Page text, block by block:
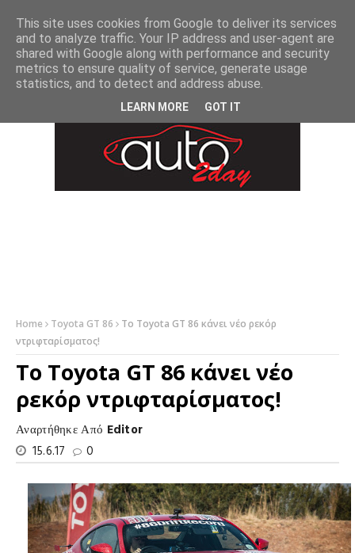
Home Toyota GT 86
Το Toyota GT 86 κάνει νέο ρεκόρ
ντριφταρίσματος!
Το Toyota GT 86 κάνει νέο
ρεκόρ ντριφταρίσματος!
Αναρτήθηκε Από Editor
15.6.17
0
This site uses cookies from Google to deliver its services
and to analyze traffic. Your IP address and user-agent are
shared with Google along with performance and security
metrics to ensure quality of service, generate usage
statistics, and to detect and address abuse.
LEARN MORE GOT IT